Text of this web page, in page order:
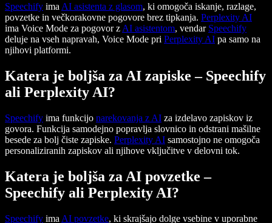
Speechify ima AI asistenta z glasom, ki omogoča iskanje, razlage,
povzetke in večkorakovne pogovore brez tipkanja. Perplexity AI
ima Voice Mode za pogovor z AI asistentom, vendar Speechify
deluje na vseh napravah, Voice Mode pri Perplexity AI pa samo na
njihovi platformi.
Katera je boljša za AI zapiske – Speechify
ali Perplexity AI?
Speechify ima funkcijo narekovanja z AI za izdelavo zapiskov iz
govora. Funkcija samodejno popravlja slovnico in odstrani mašilne
besede za bolj čiste zapiske. Perplexity AI samostojno ne omogoča
personaliziranih zapiskov ali njihove vključitve v delovni tok.
Katera je boljša za AI povzetke –
Speechify ali Perplexity AI?
Speechify ima AI povzetke, ki skrajšajo dolge vsebine v uporabne